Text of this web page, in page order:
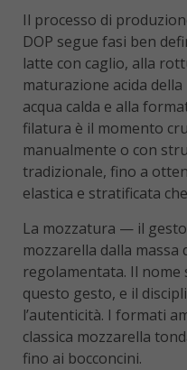
Il processo di
DOP segue fasi ben
latte con caglio, alla
maturazione acida
acqua calda e alla
filatura è il momento
manualmente o con
tradizionale, fino a
elastica e stratificata
La mozzatura — il gesto
mozzarella dalla massa
regolamentata. Il nome
questo gesto, e il
l’autenticità. I formati
classica mozzarella
fino ai bocconcini.